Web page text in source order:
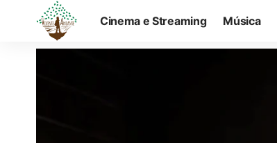
Cinema e Streaming Música